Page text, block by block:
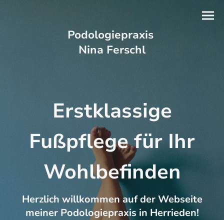
Podologiepraxis
Nina Ferschl
Erstklassige
Fußpflege für Ihr
Wohlbefinden
Herzlich willkommen auf der Webseite
meiner Podologiepraxis in Herrieden!